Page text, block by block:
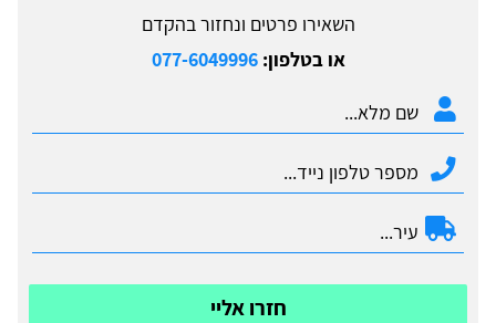
השאירו פרטים ונחזור בהקדם
או בטלפון:077-6049996
חזרו אליי